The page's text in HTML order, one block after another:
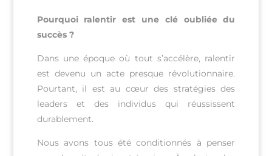
Pourquoi ralentir est une clé oubliée du
succès ?
Dans une époque où tout s’accélère, ralentir
est devenu un acte presque révolutionnaire.
Pourtant, il est au cœur des stratégies des
leaders et des individus qui réussissent
durablement.
Nous avons tous été conditionnés à penser